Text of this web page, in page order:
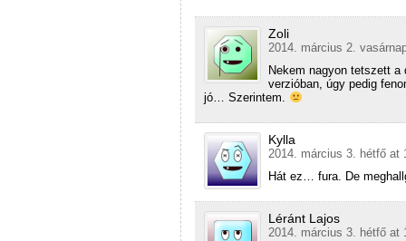
Zoli
2014. március 2.
Nekem nagyon tetszett
verzióban, úgy pedig
jó… Szerintem.
Kylla
2014. március 3. hétfő at
Hát ez… fura. De
Léránt Lajos
2014. március 3. hétfő at